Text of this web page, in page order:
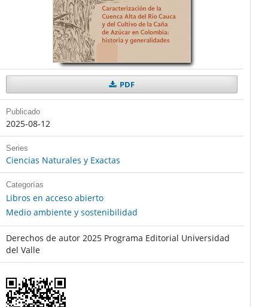
PDF
Publicado
2025-08-12
Series
Ciencias Naturales y Exactas
Categorías
Libros en acceso abierto
Medio ambiente y sostenibilidad
Derechos de autor 2025 Programa Editorial Universidad
del Valle